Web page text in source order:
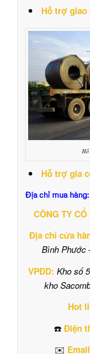
Hỗ trợ giao
Hỗ trợ gia
Địa chỉ mua hàng:
CÔNG TY
Địa chỉ cửa
Bình Phước
VPĐD: Kho số
kho
Hot
☎️Điện
✉️